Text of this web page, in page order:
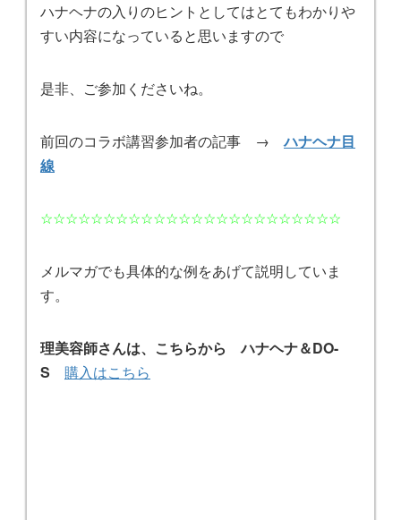
ハナヘナの入りのヒントとしてはとてもわかりや
すい内容になっていると思いますので
是非、ご参加くださいね。
前回のコラボ講習参加者の記事 →ハナヘナ目
線
☆☆☆☆☆☆☆☆☆☆☆☆☆☆☆☆☆☆☆☆☆☆☆☆
メルマガでも具体的な例をあげて説明していま
す。
理美容師さんは、こちらから ハナヘナ＆DO-
S
購入はこちら